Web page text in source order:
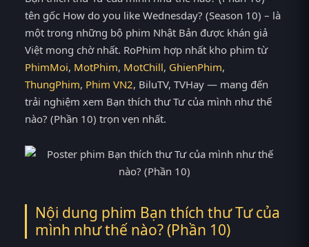
tên gốc How do you like Wednesday? (Season 10) – là
một trong những bộ phim Nhật Bản được khán giả
Việt mong chờ nhất. RoPhim hợp nhất kho phim từ
PhimMoi, MotPhim, MotChill, GhienPhim,
ThungPhim, Phim VN2, BiluTV, TVHay — mang đến
trải nghiệm xem Bạn thích thư Tư của mình như thế
nào? (Phần 10) trọn vẹn nhất.
Nội dung phim Bạn thích thư Tư của
mình như thế nào? (Phần 10)